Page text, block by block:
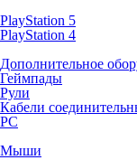
PlayStation 5
PlayStation 4
Дополнительное
Геймпады
Рули
Кабели
PC
Мыши